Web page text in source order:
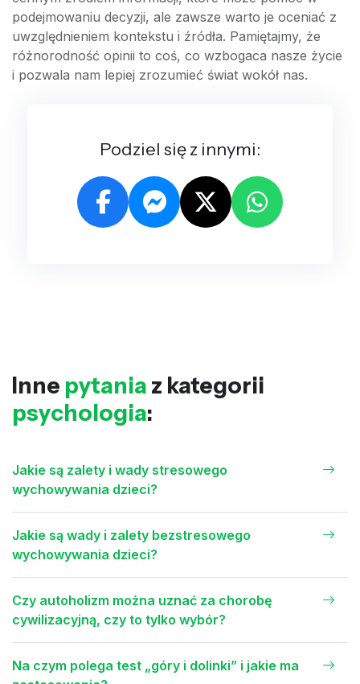
podejmowaniu decyzji, ale zawsze warto je oceniać z
uwzględnieniem kontekstu i źródła. Pamiętajmy, że
różnorodność opinii to coś, co wzbogaca nasze życie
i pozwala nam lepiej zrozumieć świat wokół nas.
Podziel się z innymi:
Inne pytania z kategorii
psychologia:
Jakie są zalety i wady stresowego
wychowywania dzieci?
Jakie są wady i zalety bezstresowego
wychowywania dzieci?
Czy autoholizm można uznać za chorobę
cywilizacyjną, czy to tylko wybór?
Na czym polega test „góry i dolinki” i jakie ma